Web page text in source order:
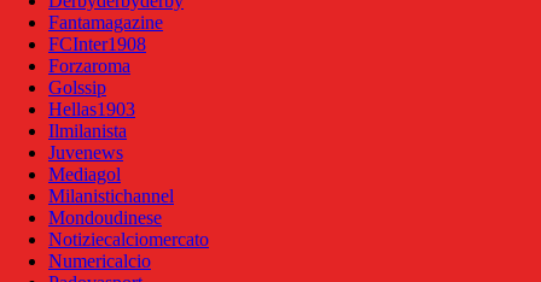
Fantamagazine
FCInter1908
Forzaroma
Golssip
Hellas1903
Ilmilanista
Juvenews
Mediagol
Milanistichannel
Mondoudinese
Notiziecalciomercato
Numericalcio